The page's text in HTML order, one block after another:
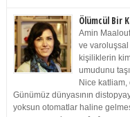
Ölümcül Bir
Amin
ve varoluşsal
kişiliklerin
umudunu
Nice
Günümüz dünyasının
yoksun otomatlar haline